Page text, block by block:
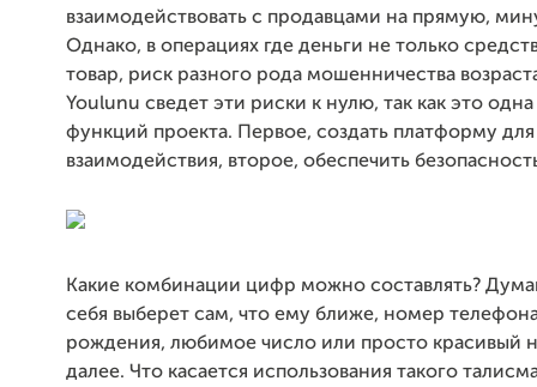
взаимодействовать с продавцами на прямую,
Однако, в операциях где деньги не только
товар, риск разного рода мошенничества
Youlunu сведет эти риски к нулю, так как это
функций проекта. Первое, создать платформу для
взаимодействия, второе, обеспечить
Какие комбинации цифр можно составлять?
себя выберет сам, что ему ближе, номер
рождения, любимое число или просто красивый
далее. Что касается использования такого